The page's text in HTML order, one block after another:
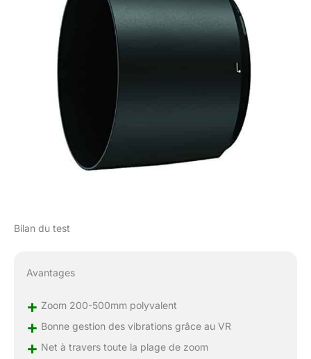
Bilan du test
Avantages
+ Zoom 200-500mm polyvalent
+ Bonne gestion des vibrations grâce au VR
+ Net à travers toute la plage de zoom